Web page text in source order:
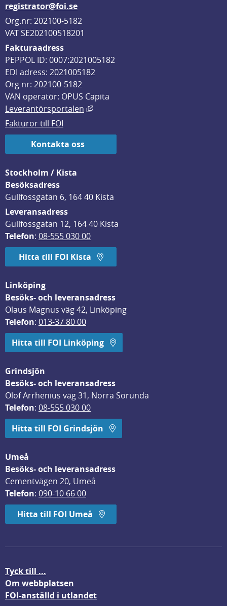
registrator@foi.se
Org.nr: 202100-5182
VAT SE202100518201
Fakturaadress
PEPPOL ID: 0007:2021005182
EDI adress: 2021005182
Org nr: 202100-5182
VAN operatör: OPUS Capita
Leverantörsportalen
Länk till annan webbplats, öppnas
Fakturor till FOI
Kontakta oss
Stockholm / Kista
Besöksadress
Gullfossgatan 6, 164 40 Kista
Leveransadress
Gullfossgatan 12, 164 40 Kista
Telefon: 08-555 030 00
Hitta till FOI Kista
Linköping
Besöks- och leveransadress
Olaus Magnus väg 42, Linköping
Telefon: 013-37 80 00
Hitta till FOI Linköping
Grindsjön
Besöks- och leveransadress
Olof Arrhenius väg 31, Norra Sorunda
Telefon: 08-555 030 00
Hitta till FOI Grindsjön
Umeå
Besöks- och leveransadress
Cementvägen 20, Umeå
Telefon: 090-10 66 00
Hitta till FOI Umeå
Tyck till ...
Om webbplatsen
FOI-anställd i utlandet